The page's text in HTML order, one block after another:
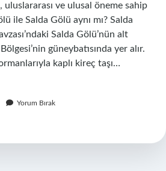
uluslararası ve ulusal öneme sahip
ile Salda Gölü aynı mı? Salda
Salda Gölü’nün alt
güneybatısında yer alır.
kaplı kireç taşı…
Yorum Bırak